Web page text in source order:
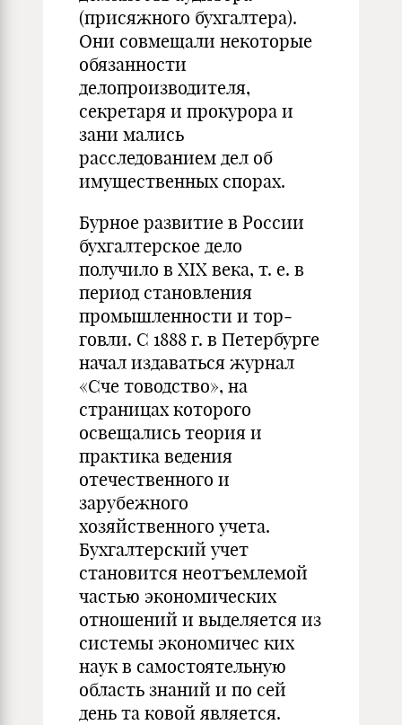
(присяжного бухгалтера).
Они совмещали некоторые
обязанности
делопроизводителя,
секретаря и прокурора и
зани­ мались
расследованием дел об
имущественных спорах.
Бурное развитие в России
бухгалтерское дело
получило в XIX века, т. е. в
период становления
промышленности и тор­
говли. С 1888 г. в Петербурге
начал издаваться журнал
«Сче­ товодство», на
страницах которого
освещались теория и
практи­ка ведения
отечественного и
зарубежного
хозяйственного учета.
Бухгалтерский учет
становится неотъемлемой
частью эко­номических
отношений и выделяется из
системы экономичес­ ких
наук в самостоятельную
область знаний и по сей
день та­ ковой является.